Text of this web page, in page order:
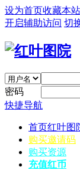
设为首页收藏本站
开启辅助访问 切
密码
快捷导航
首页红叶图
购买邀请码
购买资源
充值红币